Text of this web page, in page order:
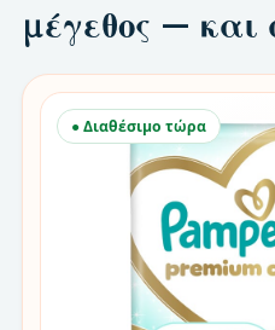
μέγεθος — και
● Διαθέσιμο τώρα